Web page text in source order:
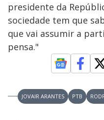
presidente da
sociedade tem que
que vai assumir a
pensa."
JOVAIR ARANTES PTB